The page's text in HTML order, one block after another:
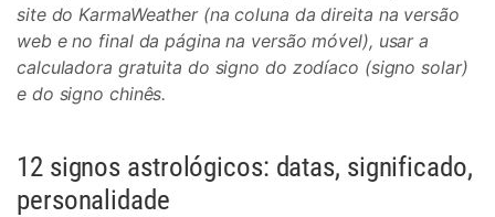
site do KarmaWeather (na coluna da direita na versão
web e no final da página na versão móvel), usar a
calculadora gratuita do signo do zodíaco (signo solar)
e do signo chinês.
12 signos astrológicos: datas, significado,
personalidade